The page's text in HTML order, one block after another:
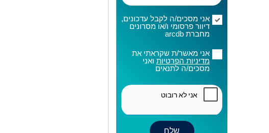
אני מסכים/ה לקבל עדכונים,
דיוור פרסומי ו/או מסרונים
מחברת arcdb
אני מאשר/ת שקראתי את
מדיניות הפרטיות ואני
מסכים/ה לתנאים